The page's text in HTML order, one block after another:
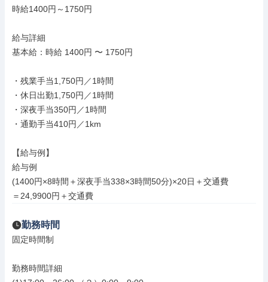
時給1400円～1750円
給与詳細
基本給：時給 1400円 〜 1750円
・残業手当1,750円／1時間
・休日出勤1,750円／1時間
・深夜手当350円／1時間
・通勤手当410円／1km
【給与例】
給与例
(1400円×8時間＋深夜手当338×3時間50分)×20日＋交通費
＝24,9900円＋交通費
勤務時間
固定時間制
勤務時間詳細